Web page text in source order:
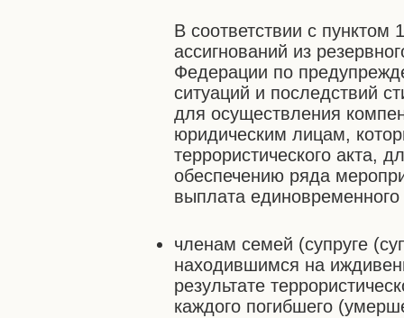
В соответствии с
ассигнований из
Федерации по
ситуаций и последствий
для осуществления
юридическим лицам,
террористического акта,
обеспечению ряда
выплата
членам семей (супруге
находившимся на
результате
каждого погибшего